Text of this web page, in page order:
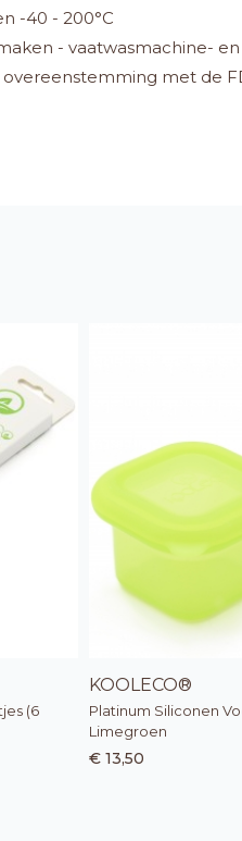
-40 - 200°C
- vaatwasmachine-
overeenstemming met de
(6
KOOLECO®
Platinum Siliconen
Limegroen
€ 13,50